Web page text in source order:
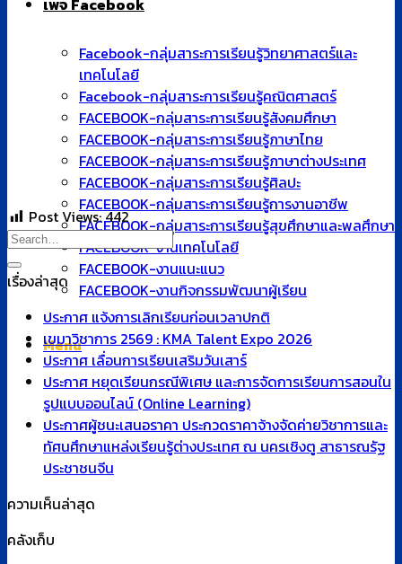
เพจ Facebook
Facebook-กลุ่มสาระการเรียนรู้วิทยาศาสตร์และ
เทคโนโลยี
Facebook-กลุ่มสาระการเรียนรู้คณิตศาสตร์
FACEBOOK-กลุ่มสาระการเรียนรู้สังคมศึกษา
FACEBOOK-กลุ่มสาระการเรียนรู้ภาษาไทย
FACEBOOK-กลุ่มสาระการเรียนรู้ภาษาต่างประเทศ
FACEBOOK-กลุ่มสาระการเรียนรู้ศิลปะ
FACEBOOK-กลุ่มสาระการเรียนรู้การงานอาชีพ
FACEBOOK-กลุ่มสาระการเรียนรู้สุขศึกษาและพลศึกษา
FACEBOOK-งานเทคโนโลยี
FACEBOOK-งานแนะแนว
FACEBOOK-งานกิจกรรมพัฒนาผู้เรียน
Menu
Post Views:442
เรื่องล่าสุด
ประกาศ แจ้งการเลิกเรียนก่อนเวลาปกติ
เขมาวิชาการ 2569 : KMA Talent Expo 2026
ประกาศ เลื่อนการเรียนเสริมวันเสาร์
ประกาศ หยุดเรียนกรณีพิเศษ และการจัดการเรียนการสอนใน
รูปแบบออนไลน์ (Online Learning)
ประกาศผู้ชนะเสนอราคา ประกวดราคาจ้างจัดค่ายวิชาการและ
ทัศนศึกษาแหล่งเรียนรู้ต่างประเทศ ณ นครเชิงตู สาธารณรัฐ
ประชาชนจีน
ความเห็นล่าสุด
คลังเก็บ